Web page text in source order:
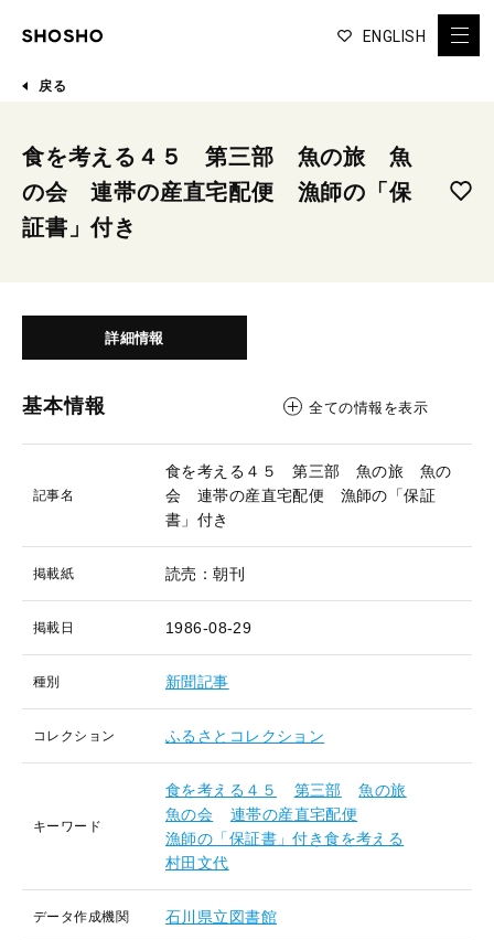
ENGLISH
戻る
食を考える４５ 第三部 魚の旅 魚
の会 連帯の産直宅配便 漁師の「保
証書」付き
詳細情報
基本情報 全ての情報を表示
記事名
食を考える４５ 第三部 魚の旅 魚の
会 連帯の産直宅配便 漁師の「保証
書」付き
掲載紙 読売：朝刊
掲載日 1986-08-29
種別 新聞記事
コレクション ふるさとコレクション
キーワード
食を考える４５ 第三部
魚の旅
魚の会
連帯の産直宅配便
漁師の「保証書」付き食を考える
村田文代
データ作成機関 石川県立図書館